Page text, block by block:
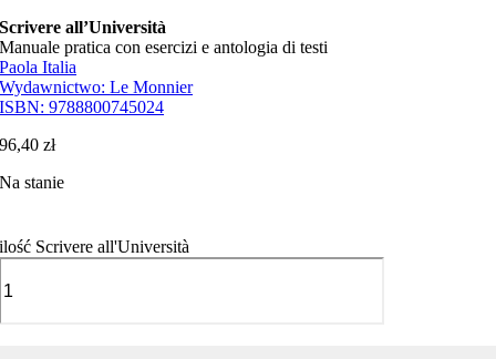
Scrivere all’Università
Manuale pratica con esercizi e antologia di testi
Paola Italia
Wydawnictwo:Le Monnier
ISBN:9788800745024
96,40zł
Na stanie
ilość Scrivere all'Università